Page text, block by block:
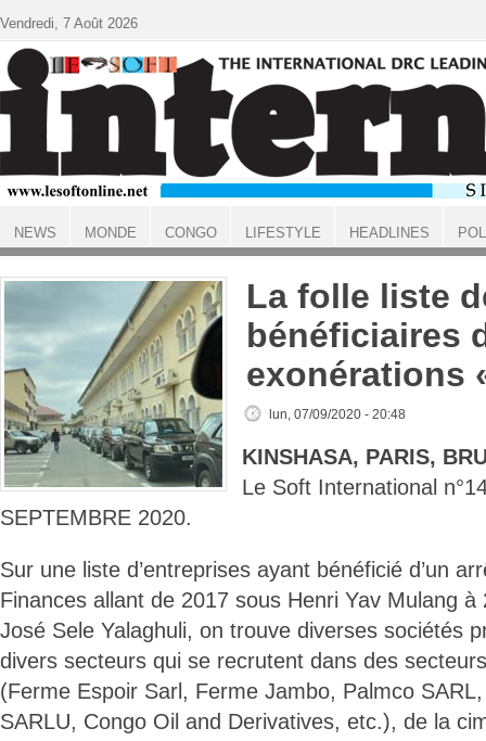
ACCUEIL
La folle liste
bénéficiaires
exonérations
lun, 07/09/2020 - 20:48
KINSHASA, PARIS,
Le Soft International
SEPTEMBRE 2020.
Sur une liste d’entreprises ayant bénéficié d’un
Finances allant de 2017 sous Henri Yav Mulang
José Sele Yalaghuli, on trouve diverses sociétés
divers secteurs qui se recrutent dans des
(Ferme Espoir Sarl, Ferme Jambo, Palmco
SARLU, Congo Oil and Derivatives, etc.), de la
Vendredi, 7 Août 2026
NEWS MONDE CONGO LIFESTYLE HEADLINES